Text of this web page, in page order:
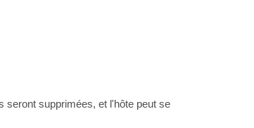
seront supprimées, et l'hôte peut se